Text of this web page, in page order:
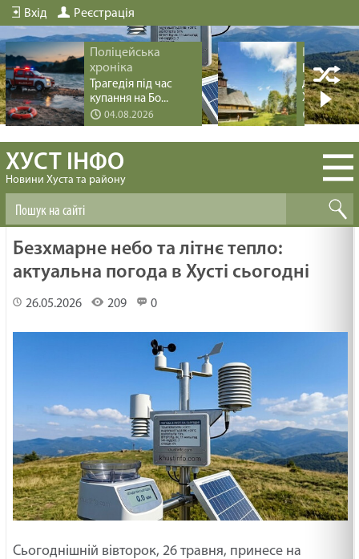
Вхід Реєстрація
Поліцейська
хроніка
Трагедія під час
купання на Бо...
04.08.2026
Історія
Перлина
Хус...
ХУСТ ІНФО
Новини Хуста та району
Безхмарне небо та літнє тепло:
актуальна погода в Хусті сьогодні
26.05.2026 209 0
Сьогоднішній вівторок, 26 травня, принесе на